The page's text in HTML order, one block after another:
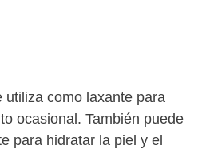
utiliza como laxante para
ocasional. También puede
para hidratar la piel y el